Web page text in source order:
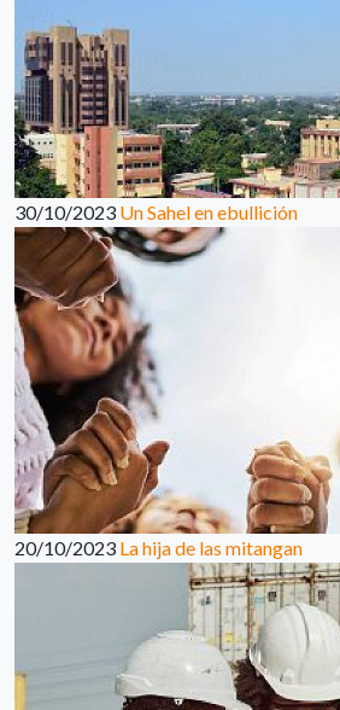
30/10/2023 Un Sahel en ebullición
20/10/2023 La hija de las mitangan